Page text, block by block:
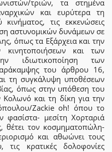
τριών, τα στημένα
και ευρύτερα τη
τις εκκενώσεις
αστυνομικών δυνάμεων σε
όπως τα Εξάρχεια και την
κινητοποιήσεων και των
ιδιωτικοποίηση των
του άρθρου 16,
τη συγκάλυψη υποθέσεων
όπως στην υπόθεση του
και τη δίκη για την
Zackie oh! όπου το
φασίστα- μεσίτη Χορταριά
θέτει τον κοσμηματοπώλη-
και αθωώνει τους
τις κρατικές δολοφονίες